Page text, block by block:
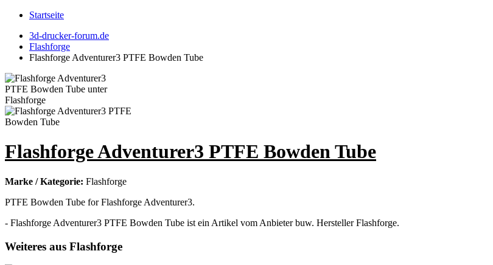
Startseite
3d-drucker-forum.de
Flashforge
Flashforge Adventurer3 PTFE Bowden Tube
Flashforge Adventurer3 PTFE Bowden Tube
Marke / Kategorie: Flashforge
PTFE Bowden Tube for Flashforge Adventurer3.
- Flashforge Adventurer3 PTFE Bowden Tube ist ein Artikel vom Anbieter buw. Hersteller Flashforge.
Weiteres aus Flashforge